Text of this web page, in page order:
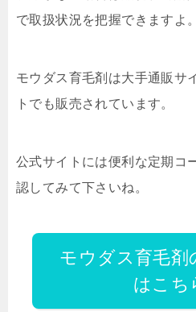
で取扱状況を把握できますよ。
モウダス育毛剤は大手通販サ
トでも販売されています。
公式サイトには便利な定期コ
認してみて下さいね。
モウダス育毛剤
はこち